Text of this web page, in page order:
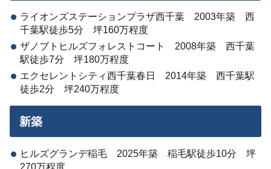
ライオンズステーションプラザ西千葉 2003年築 西
千葉駅徒歩5分 坪160万程度
ザノブトヒルズフォレストコート 2008年築 西千葉
駅徒歩7分 坪180万程度
エクセレントシティ西千葉春日 2014年築 西千葉駅
徒歩2分 坪240万程度
新築
ヒルズグランデ稲毛 2025年築 稲毛駅徒歩10分 坪
270万程度